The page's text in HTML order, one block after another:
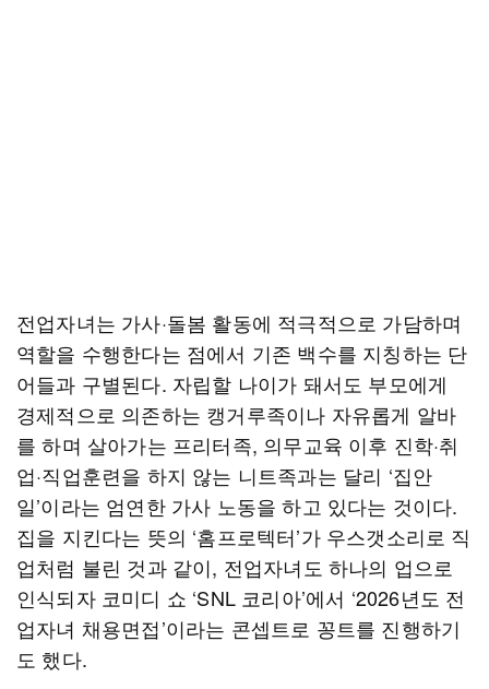
전업자녀는 가사·돌봄 활동에 적극적으로 가담하며
역할을 수행한다는 점에서 기존 백수를 지칭하는 단
어들과 구별된다. 자립할 나이가 돼서도 부모에게
경제적으로 의존하는 캥거루족이나 자유롭게 알바
를 하며 살아가는 프리터족, 의무교육 이후 진학·취
업·직업훈련을 하지 않는 니트족과는 달리 ‘집안
일’이라는 엄연한 가사 노동을 하고 있다는 것이다.
집을 지킨다는 뜻의 ‘홈프로텍터’가 우스갯소리로 직
업처럼 불린 것과 같이, 전업자녀도 하나의 업으로
인식되자 코미디 쇼 ‘SNL 코리아’에서 ‘2026년도 전
업자녀 채용면접’이라는 콘셉트로 꽁트를 진행하기
도 했다.